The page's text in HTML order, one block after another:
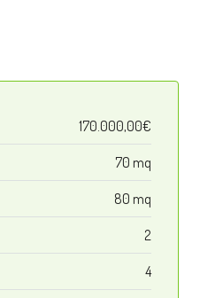
170.000,00€
70 mq
80 mq
2
4